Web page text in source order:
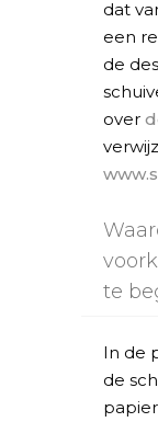
dat
een
de
over
te
In de
de